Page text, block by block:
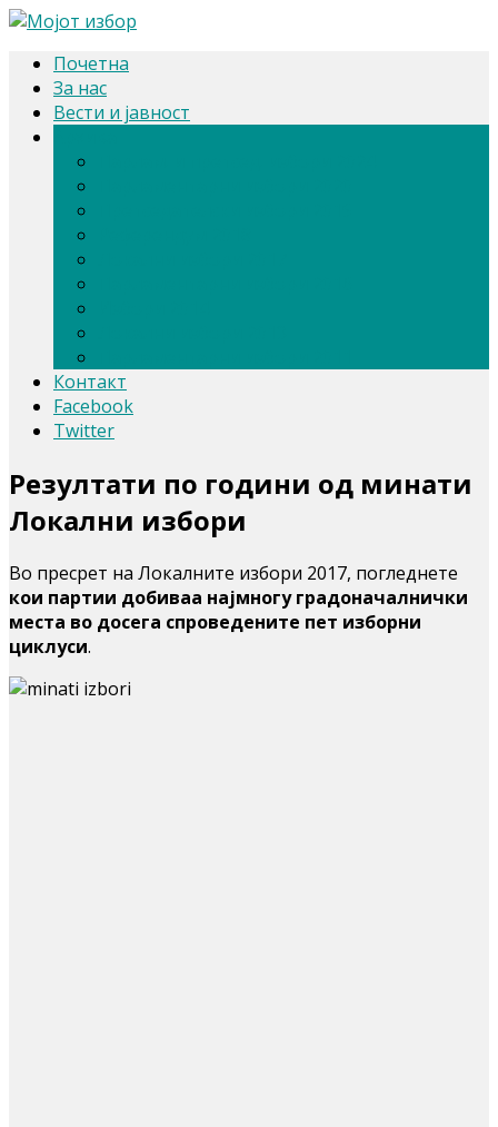
Почетна
За нас
Вести и јавност
Контакт
Facebook
Twitter
Резултати по години од минати
Локални избори
Во пресрет на Локалните избори 2017, погледнете
кои партии добиваа најмногу градоначалнички
места во досега спроведените пет изборни
циклуси.